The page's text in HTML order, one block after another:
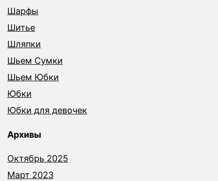
Шарфы
Шитье
Шляпки
Шьем Сумки
Шьем Юбки
Юбки
Юбки для девочек
Архивы
Октябрь 2025
Март 2023